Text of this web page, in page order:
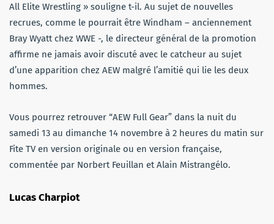
All Elite Wrestling » souligne t-il. Au sujet de nouvelles
recrues, comme le pourrait être Windham – anciennement
Bray Wyatt chez WWE -, le directeur général de la promotion
affirme ne jamais avoir discuté avec le catcheur au sujet
d’une apparition chez AEW malgré l’amitié qui lie les deux
hommes.
Vous pourrez retrouver “AEW Full Gear” dans la nuit du
samedi 13 au dimanche 14 novembre à 2 heures du matin sur
Fite TV en version originale ou en version française,
commentée par Norbert Feuillan et Alain Mistrangélo.
Lucas Charpiot